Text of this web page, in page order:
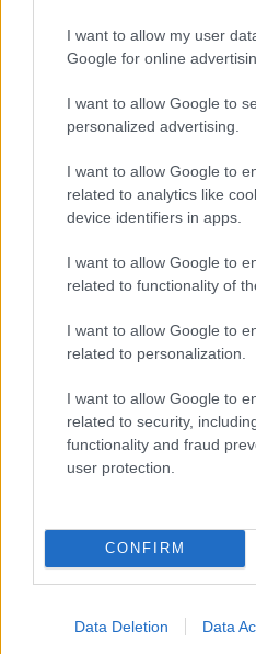
I want to allow my user
Google for online
I want to allow Google to
personalized advertising.
I want to allow Google to
related to analytics like
device identifiers in apps.
I want to allow Google to
related to functionality of
I want to allow Google to
related to personalization.
I want to allow Google to
related to security,
functionality and fraud
user protection.
CONFIRM
Data Deletion Data
χρηματοδοτούσαν οι
νομική και ψυχολογική
αιτούντες άσυλο και
LGBTQIA+ κοινότητα».
O δισεκατομμυριούχο,
επιβεβαίωσε την
ανάρτηση του χρήστη
λογαριασμός ο οποίος
χρηματοδοτούμε
να αποκρίνεται
πολλές τέτοιες
So many
https://t.co/
— Elon Musk
Διαβάστε ακόμη
Η
εκτάσεις που
του δάσους